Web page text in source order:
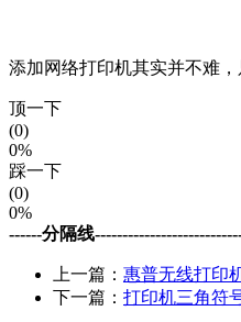
添加网络打印机其实并不难
顶一下
(0)
0%
踩一下
(0)
0%
------分隔线
上一篇： 惠普无线打印
下一篇： 打印机三角符